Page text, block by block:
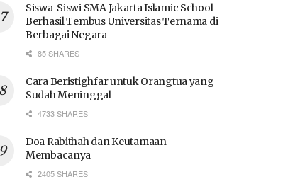
Siswa-Siswi SMA Jakarta Islamic School
Berhasil Tembus Universitas Ternama di
Berbagai Negara
85 SHARES
Cara Beristighfar untuk Orangtua yang
Sudah Meninggal
4733 SHARES
Doa Rabithah dan Keutamaan
Membacanya
2405 SHARES